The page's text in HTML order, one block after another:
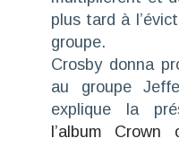
plus tard à
groupe.
Crosby donna
au groupe
explique la
l’album Crown